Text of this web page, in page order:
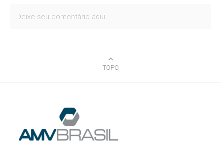
TOPO